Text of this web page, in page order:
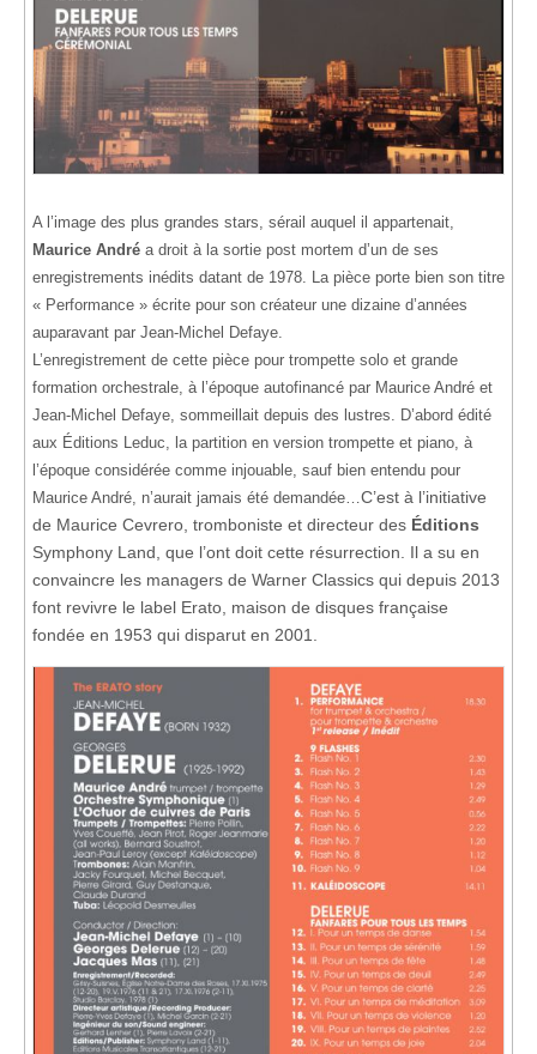
A l’image des plus grandes stars, sérail auquel il appartenait,
Maurice André a droit à la sortie post mortem d’un de ses
enregistrements inédits datant de 1978. La pièce porte bien son titre
« Performance » écrite pour son créateur une dizaine d’années
auparavant par Jean-Michel Defaye.
L’enregistrement de cette pièce pour trompette solo et grande
formation orchestrale, à l’époque autofinancé par Maurice André et
Jean-Michel Defaye, sommeillait depuis des lustres. D’abord édité
aux Éditions Leduc, la partition en version trompette et piano, à
l’époque considérée comme injouable, sauf bien entendu pour
Maurice André, n’aurait jamais été demandée… C’est à l’initiative
de Maurice Cevrero, tromboniste et directeur des Éditions
Symphony Land, que l’ont doit cette résurrection. Il a su en
convaincre les managers de Warner Classics qui depuis 2013
font revivre le label Erato, maison de disques française
fondée en 1953 qui disparut en 2001.